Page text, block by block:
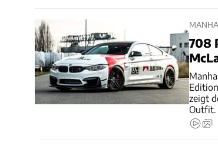
708
zeigt
Outfit.